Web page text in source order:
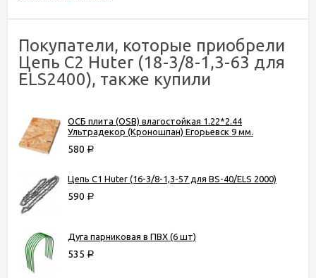
Покупатели, которые приобрели
Цепь C2 Huter (18-3/8-1,3-63 для
ELS2400), также купили
ОСБ плита (OSB) влагостойкая 1.22*2.44
Ультрадекор (Кроношпан) Егорьевск 9 мм.
580 Р
Цепь C1 Huter (16-3/8-1,3-57 для BS-40/ELS 2000)
590 Р
Дуга парниковая в ПВХ (6 шт)
535 Р